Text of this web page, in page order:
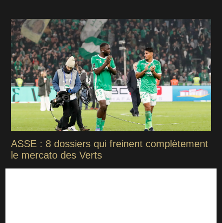
ASSE : 8 dossiers qui freinent complètement
le mercato des Verts